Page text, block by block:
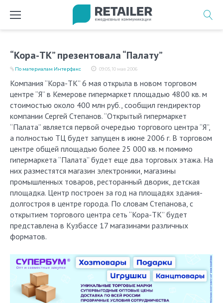
“Кора-ТК” презентовала “Палату”
09:05, 10 мая 2006
По материалам Интерфакс
Компания “Кора-ТК” 6 мая открыла в новом торговом
центре “Я” в Кемерове гипермаркет площадью 4800 кв. м
стоимостью около 400 млн руб., сообщил гендиректор
компании Сергей Степанов. “Открытый гипермаркет
“Палата” является первой очередью торгового центра “Я”,
а полностью ТЦ будет запущен в июне 2006 г. В торговом
центре общей площадью более 25 000 кв. м помимо
гипермаркета “Палата” будет еще два торговых этажа. На
них разместятся магазин электроники, магазины
промышленных товаров, ресторанный дворик, детская
площадка. Центр построен за год на площадях здания-
долгостроя в центре города. По словам Степанова, с
открытием торгового центра сеть “Кора-ТК” будет
представлена в Кузбассе 17 магазинами различных
форматов.